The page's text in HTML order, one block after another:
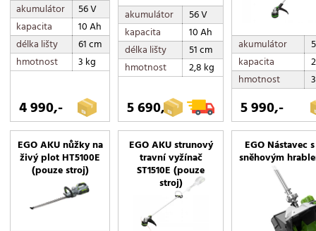
11 kg
14 kg
15 kg
22 kg
25 kg
27 kg
27,6 kg
akumulátor
56 V
kapacita
10 Ah
délka lišty
61 cm
hmotnost
3 kg
4 990,-
akumulátor
56 V
kapacita
10 Ah
délka lišty
51 cm
hmotnost
2,8 kg
5 690,-
akumulátor
kapacita
hmotnost
5 990,-
EGO AKU nůžky na
živý plot HT5100E
(pouze stroj)
EGO AKU strunový
travní vyžínač
ST1510E (pouze
stroj)
EGO Nástavec
sněhovým